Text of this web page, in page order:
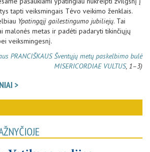
tapti veiksmingais Tėvo veikimo ženklais.
Ypatingąjį gailestingumo jubiliejų. Tai
malonės metas ir padėti padaryti tikinčiųjų
veiksmingesnį.
PRANCIŠKAUS Šventųjų metų paskelbimo bulė
MISERICORDIAE VULTUS, 1–3)
>